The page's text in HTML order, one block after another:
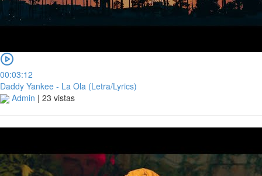
00:03:12
Daddy Yankee - La Ola (Letra/Lyrics)
Admin | 23 vistas